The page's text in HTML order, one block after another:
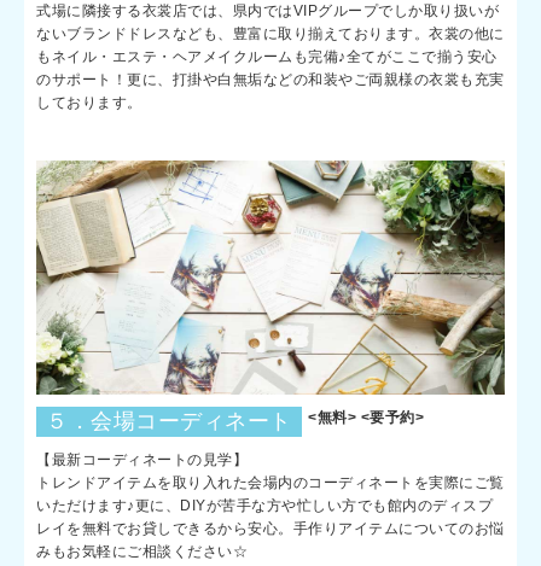
式場に隣接する衣裳店では、県内ではVIPグループでしか取り扱いが
ないブランドドレスなども、豊富に取り揃えております。衣裳の他に
もネイル・エステ・ヘアメイクルームも完備♪全てがここで揃う安心
のサポート！更に、打掛や白無垢などの和装やご両親様の衣裳も充実
しております。
５．会場コーディネート <無料> <要予約>
【最新コーディネートの見学】
トレンドアイテムを取り入れた会場内のコーディネートを実際にご覧
いただけます♪更に、DIYが苦手な方や忙しい方でも館内のディスプ
レイを無料でお貸しできるから安心。手作りアイテムについてのお悩
みもお気軽にご相談ください☆